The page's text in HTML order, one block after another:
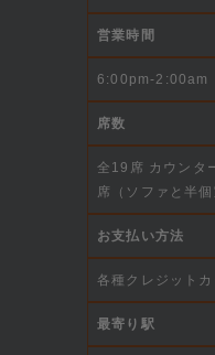
営業時間
6:00pm-2:00am
席数
全19席 カウンタ
席（ソファと半
お支払い方法
各種クレジット
最寄り駅